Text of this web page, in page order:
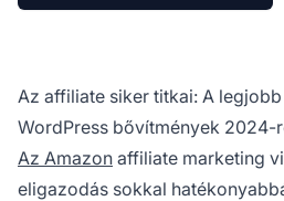
Az affiliate siker titkai: A
WordPress bővítmények 2024-
Az Amazon affiliate marketing
eligazodás sokkal